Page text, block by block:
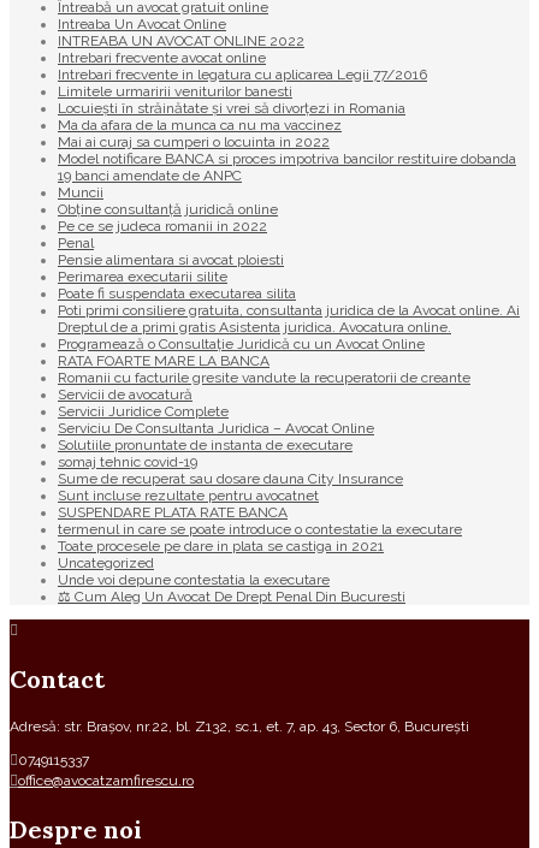
Întreabă un avocat gratuit online
Intreaba Un Avocat Online
INTREABA UN AVOCAT ONLINE 2022
Intrebari frecvente avocat online
Intrebari frecvente in legatura cu aplicarea Legii 77/2016
Limitele urmaririi veniturilor banesti
Locuiești în străinătate și vrei să divorțezi in Romania
Ma da afara de la munca ca nu ma vaccinez
Mai ai curaj sa cumperi o locuinta in 2022
Model notificare BANCA si proces impotriva bancilor restituire dobanda
19 banci amendate de ANPC
Muncii
Obține consultanță juridică online
Pe ce se judeca romanii in 2022
Penal
Pensie alimentara si avocat ploiesti
Perimarea executarii silite
Poate fi suspendata executarea silita
Poti primi consiliere gratuita, consultanta juridica de la Avocat online. Ai
Dreptul de a primi gratis Asistenta juridica. Avocatura online.
Programează o Consultație Juridică cu un Avocat Online
RATA FOARTE MARE LA BANCA
Romanii cu facturile gresite vandute la recuperatorii de creante
Servicii de avocatură
Servicii Juridice Complete
Serviciu De Consultanta Juridica – Avocat Online
Solutiile pronuntate de instanta de executare
somaj tehnic covid-19
Sume de recuperat sau dosare dauna City Insurance
Sunt incluse rezultate pentru avocatnet
SUSPENDARE PLATA RATE BANCA
termenul in care se poate introduce o contestatie la executare
Toate procesele pe dare in plata se castiga in 2021
Uncategorized
Unde voi depune contestatia la executare
⚖ Cum Aleg Un Avocat De Drept Penal Din Bucuresti
Contact
Adresă: str. Brașov, nr.22, bl. Z132, sc.1, et. 7, ap. 43, Sector 6, București
0749115337
office@avocatzamfirescu.ro
Despre noi